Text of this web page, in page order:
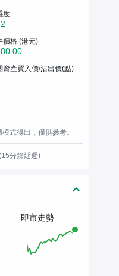
度
價格 (港元)
資產買入價/沽出價(點)
式得出，僅供參考。
分鐘延遲)
即市走勢